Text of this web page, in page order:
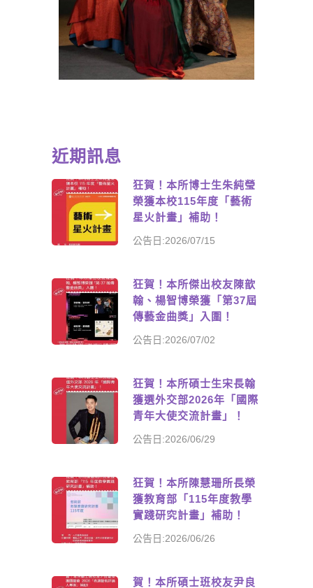
近期訊息
狂賀！本所博士生朱純瑩
榮獲本校115年度「藝術
星火計畫」補助！
公告日:2026/07/15
狂賀！本所傑出校友陳歆
翰、楊智博榮獲「第37屆
傳藝金曲獎」入圍！
公告日:2026/07/02
狂賀！本所碩士生宋長翰
獲選外交部2026年「國際
青年大使交流計畫」！
公告日:2026/06/29
狂賀！本所陳慧珊所長榮
獲教育部「115年度教學
實踐研究計畫」補助！
公告日:2026/06/26
賀！本所碩士班校友尹良